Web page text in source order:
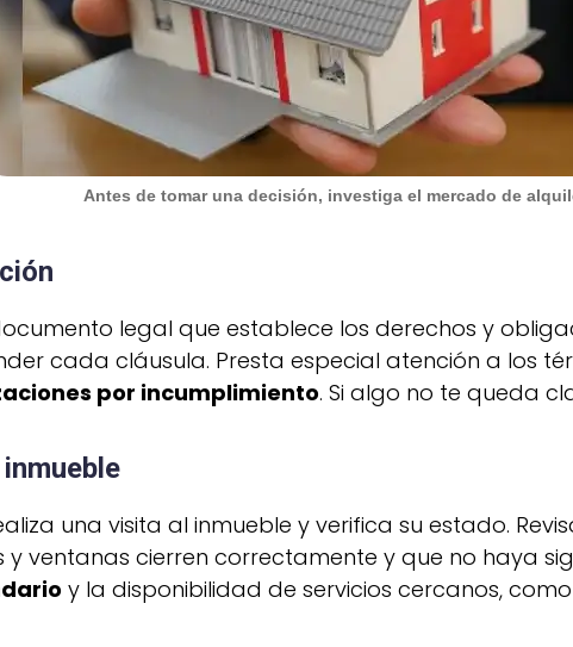
Antes de tomar una decisión, investiga el mercado de
legal que establece los derechos y
cada cláusula. Presta especial atención a los
por incumplimiento. Si algo no te queda
una visita al inmueble y verifica su estado.
ventanas cierren correctamente y que no haya
y la disponibilidad de servicios cercanos,